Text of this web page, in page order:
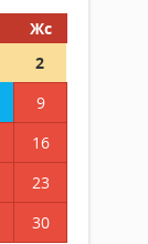
Жс
2
9
16
23
30